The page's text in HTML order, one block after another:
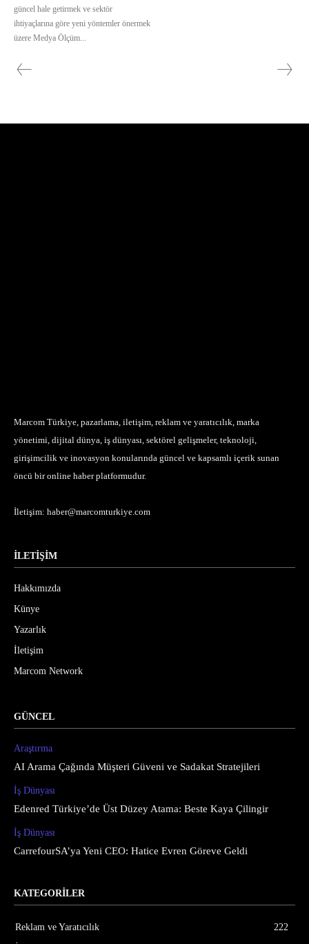
güncel hale getirmek ve sektör
ihtiyaçlarına göre yeni yöntemler önermek
üzere Medya Ölçüm...
Marcom Türkiye, pazarlama, iletişim, reklam ve yaratıcılık, marka
yönetimi, dijital dünya, iş dünyası, sektörel gelişmeler, teknoloji,
girişimcilik ve inovasyon konularında güncel ve kapsamlı içerik sunan
öncü bir online haber platformudur.
İletişim: haber@marcomturkiye.com
İLETİŞİM
Hakkımızda
Künye
Yazarlık
İletişim
Marcom Network
GÜNCEL
Araştırma
AI Arama Çağında Müşteri Güveni ve Sadakat Stratejileri
İş Dünyası
Edenred Türkiye’de Üst Düzey Atama: Beste Kaya Çilingir
İş Dünyası
CarrefourSA’ya Yeni CEO: Hatice Evren Göreve Geldi
KATEGORİLER
Reklam ve Yaratıcılık
222